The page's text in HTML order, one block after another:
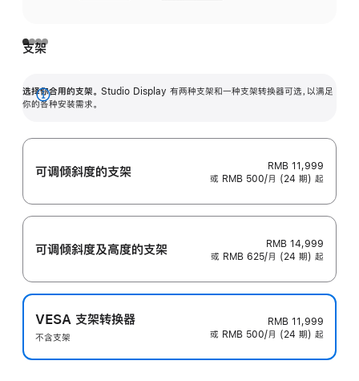
支架
选择你合用的支架。 Studio Display 有两种支架和一种支架转换器可选，以满足
你的各种安装需求。
展
可调倾斜度的支架
RMB 11,999
或 RMB 500/月 (24 期) 起
可调倾斜度及高‍度的支‍架
RMB 14,999
或 RMB 625/月 (24 期) 起
VESA 支架转换器
不含支架
RMB 11,999
或 RMB 500/月 (24 期) 起